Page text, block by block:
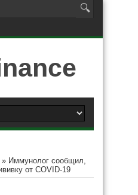
» Иммунолог сообщил,
от COVID-19